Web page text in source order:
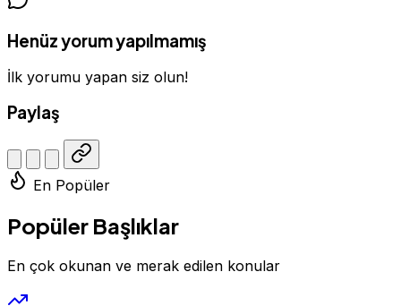
Henüz yorum yapılmamış
İlk yorumu yapan siz olun!
Paylaş
En Popüler
Popüler Başlıklar
En çok okunan ve merak edilen konular